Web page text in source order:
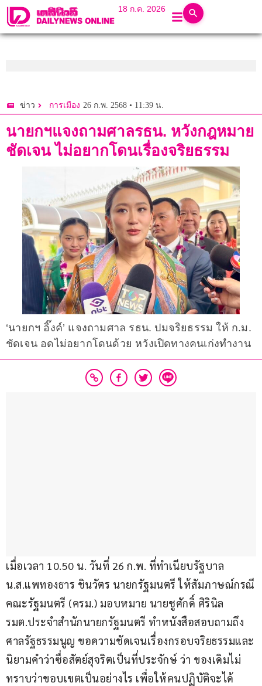
18 ก.ค. 2026
ข่าว การเมือง 26 ก.พ. 2568 • 11:39 น.
นายกฯแจงถามศาลรธน. หวังกฎหมาย
ชัดเจน ไม่อยากโดนเรื่องจริยธรรม
‘นายกฯ อิ๊งค์’ แจงถามศาล รธน. ปมจริยธรรม ให้ ก.ม.
ชัดเจน อดไม่อยากโดนด้วย หวังเปิดทางคนเก่งทำงาน
เมื่อเวลา 10.50 น. วันที่ 26 ก.พ. ที่ทำเนียบรัฐบาล
น.ส.แพทองธาร ชินวัตร นายกรัฐมนตรี ให้สัมภาษณ์กรณี
คณะรัฐมนตรี (ครม.) มอบหมาย นายชูศักดิ์ ศิรินิล
รมต.ประจำสำนักนายกรัฐมนตรี ทำหนังสือสอบถามถึง
ศาลรัฐธรรมนูญ ขอความชัดเจนเรื่องกรอบจริยธรรมและ
นิยามคำว่าซื่อสัตย์สุจริตเป็นที่ประจักษ์ ว่า ของเดิมไม่
ทราบว่าขอบเขตเป็นอย่างไร เพื่อให้คนปฏิบัติจะได้